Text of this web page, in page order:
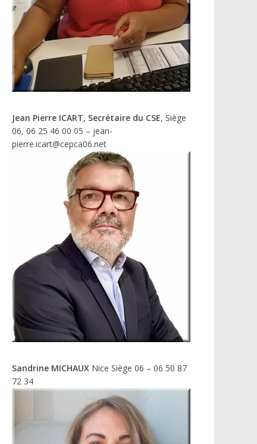
Jean Pierre ICART, Secrétaire du CSE, Siège
06, 06 25 46 00 05 – jean-
pierre.icart@cepca06.net
Sandrine MICHAUX Nice Siège 06 – 06 50 87
72 34